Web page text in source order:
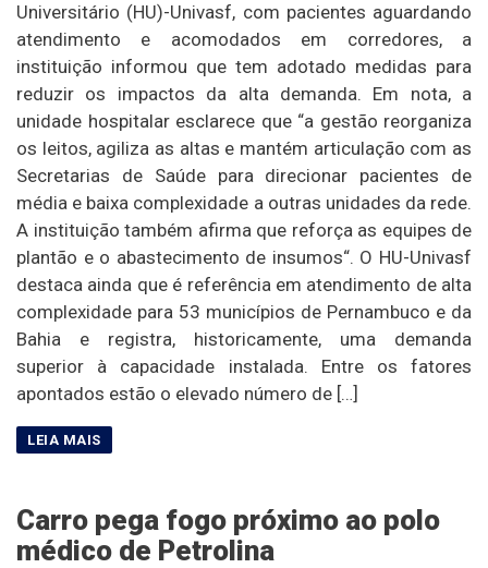
Universitário (HU)-Univasf, com pacientes aguardando
atendimento e acomodados em corredores, a
instituição informou que tem adotado medidas para
reduzir os impactos da alta demanda. Em nota, a
unidade hospitalar esclarece que “a gestão reorganiza
os leitos, agiliza as altas e mantém articulação com as
Secretarias de Saúde para direcionar pacientes de
média e baixa complexidade a outras unidades da rede.
A instituição também afirma que reforça as equipes de
plantão e o abastecimento de insumos“. O HU-Univasf
destaca ainda que é referência em atendimento de alta
complexidade para 53 municípios de Pernambuco e da
Bahia e registra, historicamente, uma demanda
superior à capacidade instalada. Entre os fatores
apontados estão o elevado número de […]
Carro pega fogo próximo ao polo
médico de Petrolina